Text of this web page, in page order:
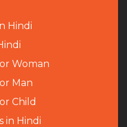
Hindi
Woman
Man
Child
in Hindi